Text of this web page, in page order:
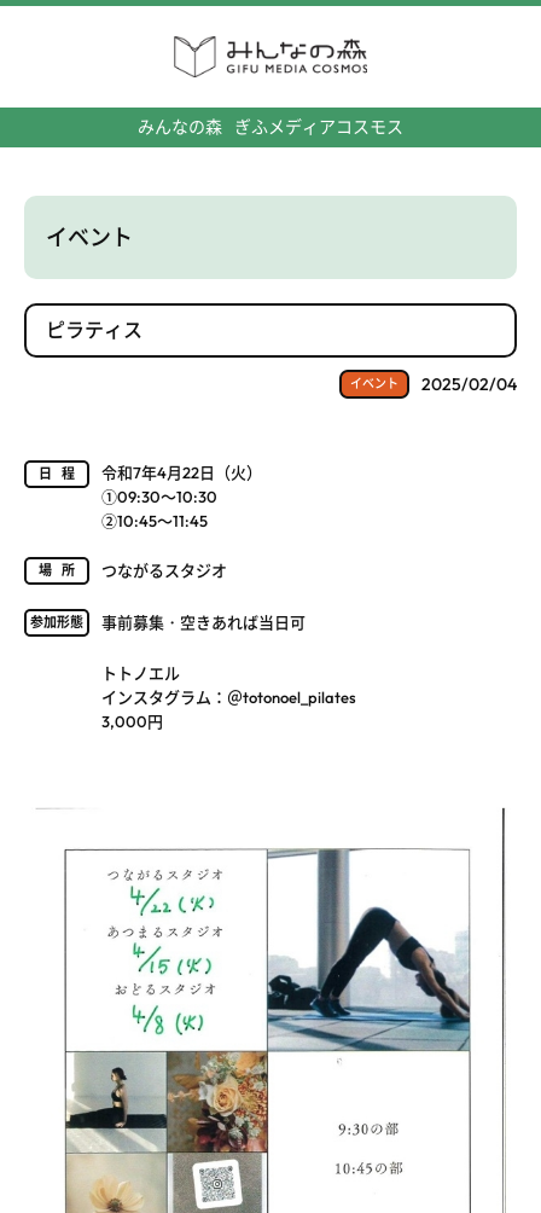
みんなの森 ぎふメディアコスモス
イベント
ピラティス
イベント 2025/02/04
日程
令和7年4月22日（火）
①09:30～10:30
②10:45～11:45
場所 つながるスタジオ
参加形態 事前募集・空きあれば当日可
トトノエル
インスタグラム：＠totonoel_pilates
3,000円